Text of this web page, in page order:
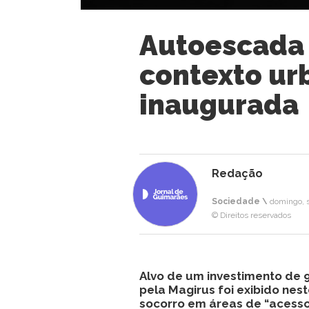
contexto
inaugurada
Redação
Sociedade \ domingo,
© Direitos reservados
Alvo de um investimento de
pela Magirus foi exibido
socorro em áreas de